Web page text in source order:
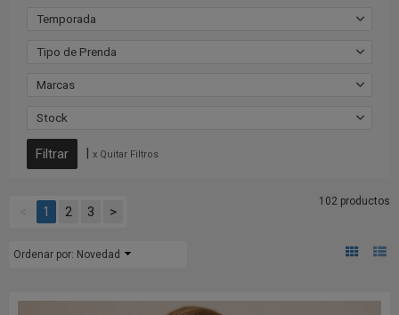
Temporada
Tipo de Prenda
Marcas
Stock
| x Quitar Filtros
1 2 3 >
102 productos
Ordenar por: Novedad